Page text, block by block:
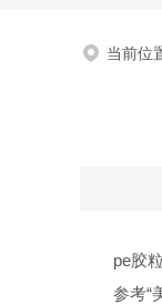
当前位
pe胶
参考“